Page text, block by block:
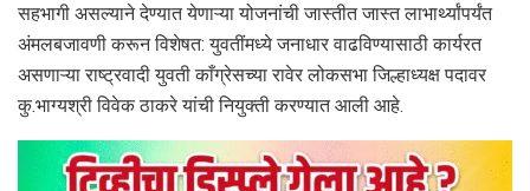
सहभागी असल्याने देण्यात येणाऱ्या योजनांची जास्तीत जास्त लाभार्थ्यांपर्यंत
अंमलबजावणी करून विशेषत: युवतींमध्ये जनाधार वाढविण्यासाठी कार्यरत
असणाऱ्या राष्ट्रवादी युवती काँग्रेसच्या रावेर लोकसभा जिल्हाध्यक्ष पदावर
कु.भाग्यश्री विवेक ठाकरे यांची नियुक्ती करण्यात आली आहे.